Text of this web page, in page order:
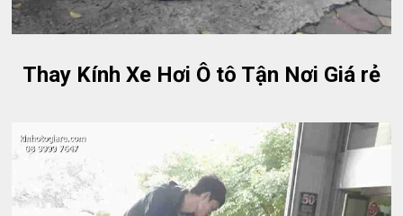
Thay Kính Xe Hơi Ô tô Tận Nơi Giá rẻ